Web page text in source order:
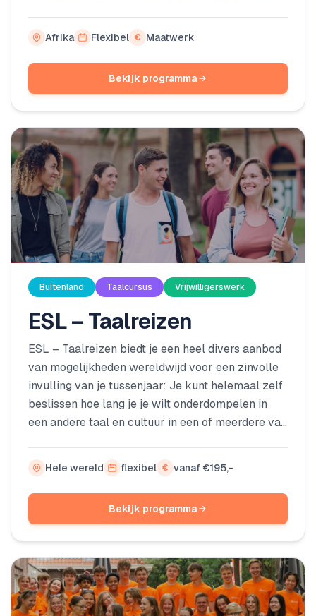
tot een programma dat aansluit bij jouw
interesses en doelen.
Afrika Flexibel € Maatwerk
Bekijk programma
Buitenland Taalcursus Vrijwilligerswerk
ESL – Taalreizen
ESL – Taalreizen biedt je een heel divers aanbod
van mogelijkheden wereldwijd voor een zinvolle
invulling van je tussenjaar: Je kunt helemaal zelf
beslissen hoe lang je je wilt onderdompelen in
een andere taal en cultuur in een of meerdere van
juist heel ver weg. Vertel ons wat jouw
belangrijkste doelen zijn en wij helpen je dan om
die te realiseren door een keuze samen te stellen
uit onze programma’s.
Hele wereld flexibel € vanaf €195,-
Bekijk programma